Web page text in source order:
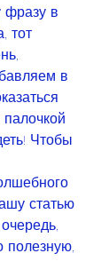
фразу в
тот
в
Чтобы
статью